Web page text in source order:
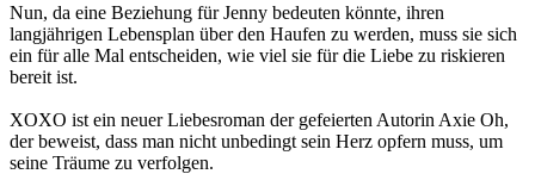
Nun, da eine Beziehung für Jenny bedeuten könnte, ihren
langjährigen Lebensplan über den Haufen zu werden, muss sie sich
ein für alle Mal entscheiden, wie viel sie für die Liebe zu riskieren
bereit ist.
XOXO ist ein neuer Liebesroman der gefeierten Autorin Axie Oh,
der beweist, dass man nicht unbedingt sein Herz opfern muss, um
seine Träume zu verfolgen.